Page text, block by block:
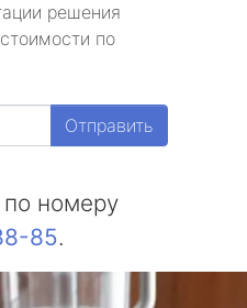
решения
по
Отправить
номеру
85.